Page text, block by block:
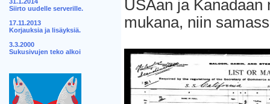
Siirto uudelle serverille.
17.11.2013
Korjauksia ja lisäyksiä.
3.3.2000
Sukusivujen teko alkoi
USAan ja
mukana, niin